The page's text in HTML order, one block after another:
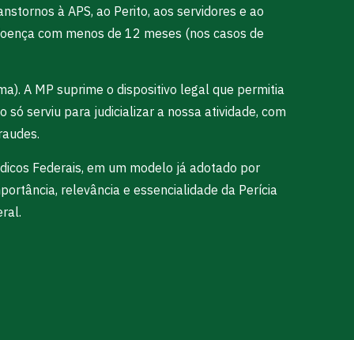
à APS, ao Perito, aos servidores e ao
com menos de 12 meses (nos casos de
A MP suprime o dispositivo legal que permitia
só serviu para judicializar a nossa atividade, com
Federais, em um modelo já adotado por
relevância e essencialidade da Perícia